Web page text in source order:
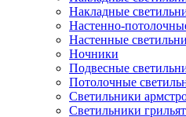
Накладные
Настенно-
Настенные
Ночники
Подвесные
Потолочные
Светильники
Светильники